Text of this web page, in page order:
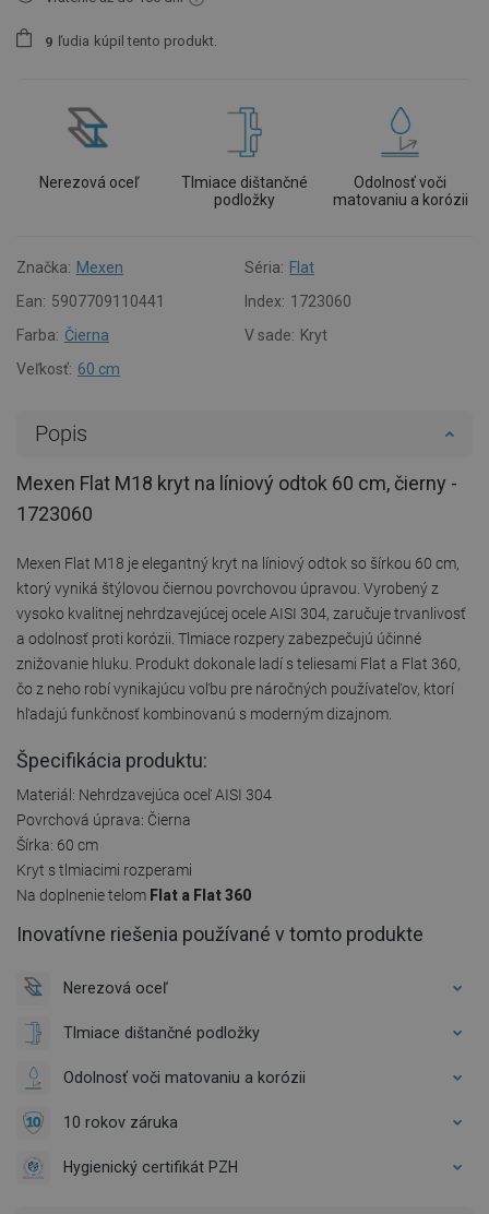
9 ľudia kúpil tento produkt.
Nerezová oceľ
Tlmiace dištančné
podložky
Odolnosť voči
matovaniu a korózii
Značka: Mexen Séria: Flat
Ean: 5907709110441 Index: 1723060
Farba: Čierna V sade: Kryt
Veľkosť: 60 cm
Popis
Mexen Flat M18 kryt na líniový odtok 60 cm, čierny -
1723060
Mexen Flat M18 je elegantný kryt na líniový odtok so šírkou 60 cm,
ktorý vyniká štýlovou čiernou povrchovou úpravou. Vyrobený z
vysoko kvalitnej nehrdzavejúcej ocele AISI 304, zaručuje trvanlivosť
a odolnosť proti korózii. Tlmiace rozpery zabezpečujú účinné
znižovanie hluku. Produkt dokonale ladí s teliesami Flat a Flat 360,
čo z neho robí vynikajúcu voľbu pre náročných používateľov, ktorí
hľadajú funkčnosť kombinovanú s moderným dizajnom.
Špecifikácia produktu:
Materiál: Nehrdzavejúca oceľ AISI 304
Povrchová úprava: Čierna
Šírka: 60 cm
Kryt s tlmiacimi rozperami
Na doplnenie telom Flat a Flat 360
Inovatívne riešenia používané v tomto produkte
Nerezová oceľ
Tlmiace dištančné podložky
Odolnosť voči matovaniu a korózii
10 rokov záruka
Hygienický certifikát PZH